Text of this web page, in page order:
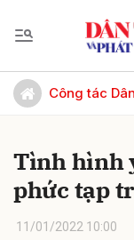
Công tác
Tình hình
phức tạp
11/01/2022 10:00
Gửi bình luận